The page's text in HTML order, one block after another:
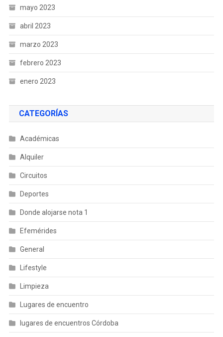
mayo 2023
abril 2023
marzo 2023
febrero 2023
enero 2023
CATEGORÍAS
Académicas
Alquiler
Circuitos
Deportes
Donde alojarse nota 1
Efemérides
General
Lifestyle
Limpieza
Lugares de encuentro
lugares de encuentros Córdoba